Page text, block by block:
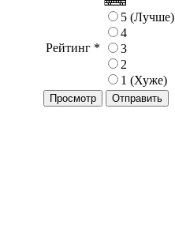
Рейтинг *
5 (Лучше)
4
3
2
1 (Хуже)
Просмотр